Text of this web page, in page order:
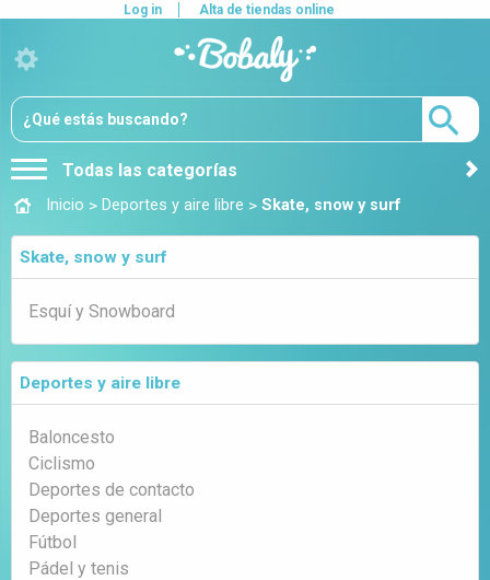
Todas las categorías
Log in Alta de tiendas online
Inicio > Deportes y aire libre > Skate, snow y surf
Skate, snow y surf
Esquí y Snowboard
Deportes y aire libre
Baloncesto
Ciclismo
Deportes de contacto
Deportes general
Fútbol
Pádel y tenis